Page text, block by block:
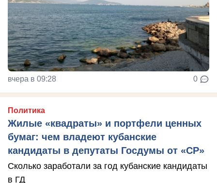
вчера в 09:28 0
Политика
Жилые «квадраты» и портфели ценных
бумаг: чем владеют кубанские
кандидаты в депутаты Госдумы от «СР»
Сколько заработали за год кубанские кандидаты
в ГД